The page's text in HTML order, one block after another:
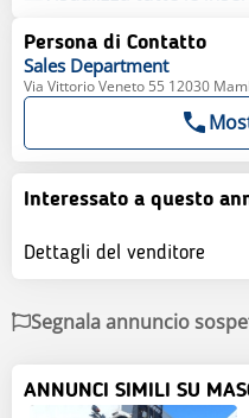
Persona di Contatto
Sales Department
Via Vittorio Veneto 55 12030
Interessato a questo
Dettagli del venditore
Segnala annuncio
ANNUNCI SIMILI SU